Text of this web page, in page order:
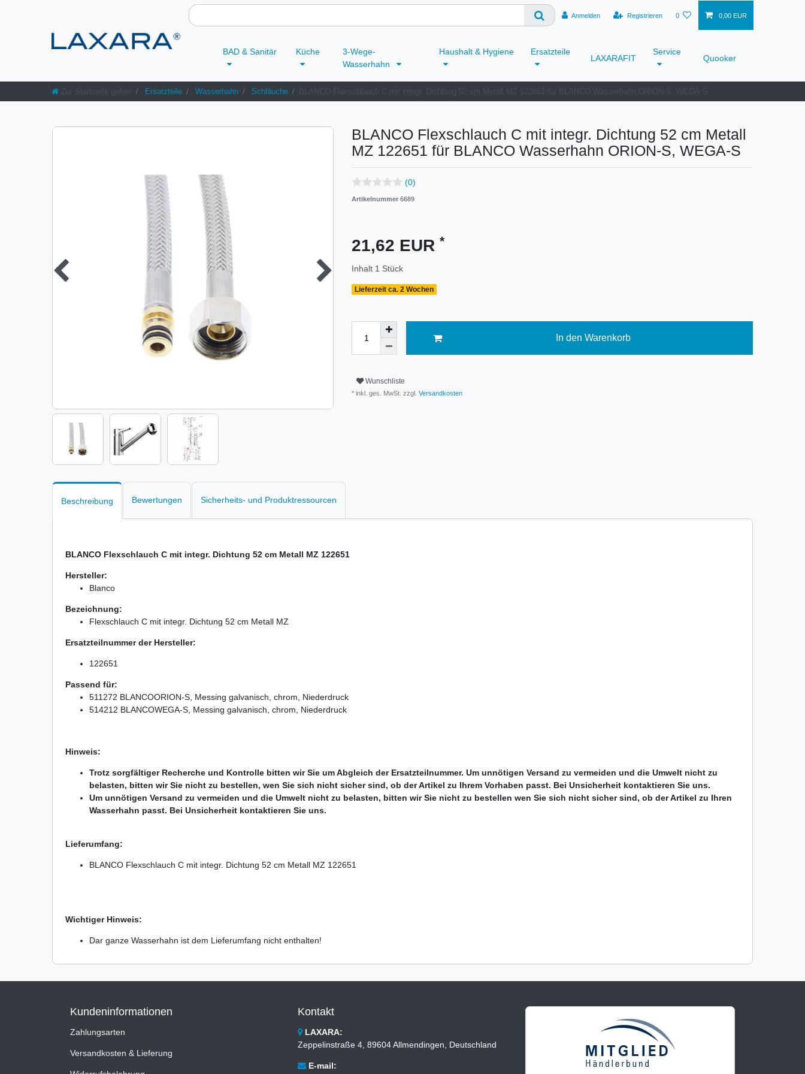
Anmelden Registrieren 0 0,00 EUR
BAD & Sanitär Küche
3-Wege-
Wasserhahn
Haushalt & Hygiene Ersatzteile
LAXARAFIT
Service
Quooker
Ersatzteile Wasserhahn Schläuche BLANCO Flexschlauch C mit integr. Dichtung 52 cm Metall MZ 122651 für BLANCO Wasserhahn ORION-S, WEGA-S
BLANCO Flexschlauch C mit integr. Dichtung 52 cm Metall
MZ 122651 für BLANCO Wasserhahn ORION-S, WEGA-S
(0)
Artikelnummer 6689
21,62 EUR *
Inhalt 1 Stück
Lieferzeit ca. 2 Wochen
In den Warenkorb
Wunschliste
* inkl. ges. MwSt. zzgl. Versandkosten
Beschreibung Bewertungen Sicherheits- und Produktressourcen
BLANCO Flexschlauch C mit integr. Dichtung 52 cm Metall MZ 122651
Hersteller:
Blanco
Bezeichnung:
Flexschlauch C mit integr. Dichtung 52 cm Metall MZ
Ersatzteilnummer der Hersteller:
122651
Passend für:
511272 BLANCOORION-S, Messing galvanisch, chrom, Niederdruck
514212 BLANCOWEGA-S, Messing galvanisch, chrom, Niederdruck
Hinweis:
Trotz sorgfältiger Recherche und Kontrolle bitten wir Sie um Abgleich der Ersatzteilnummer. Um unnötigen Versand zu vermeiden und die Umwelt nicht zu
belasten, bitten wir Sie nicht zu bestellen, wen Sie sich nicht sicher sind, ob der Artikel zu Ihrem Vorhaben passt. Bei Unsicherheit kontaktieren Sie uns.
Um unnötigen Versand zu vermeiden und die Umwelt nicht zu belasten, bitten wir Sie nicht zu bestellen wen Sie sich nicht sicher sind, ob der Artikel zu Ihren
Wasserhahn passt. Bei Unsicherheit kontaktieren Sie uns.
Lieferumfang:
BLANCO Flexschlauch C mit integr. Dichtung 52 cm Metall MZ 122651
Wichtiger Hinweis:
Dar ganze Wasserhahn ist dem Lieferumfang nicht enthalten!
Kundeninformationen
Zahlungsarten
Versandkosten & Lieferung
Kontakt
LAXARA:
Zeppelinstraße 4, 89604 Allmendingen, Deutschland
E-mail: